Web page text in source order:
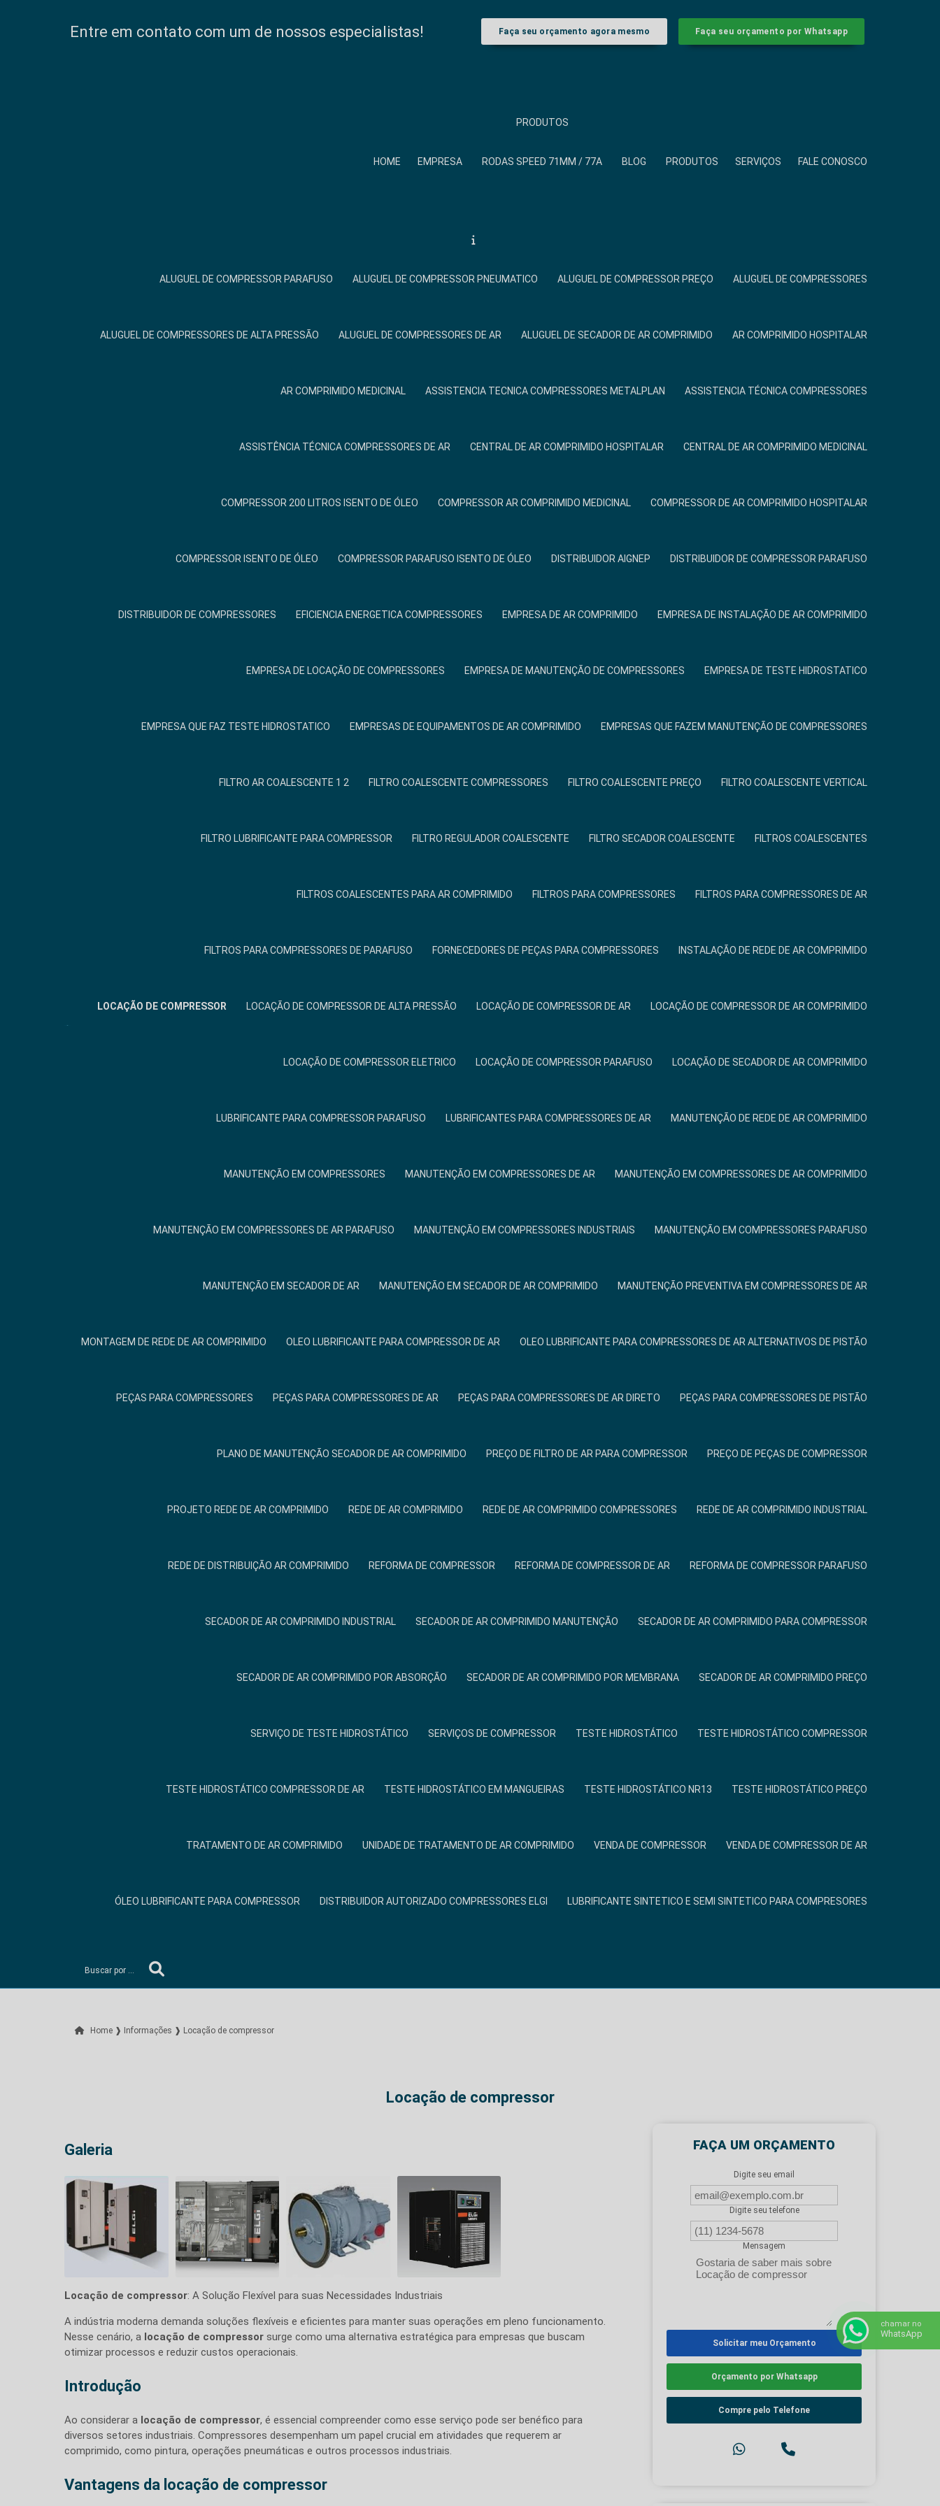
Entre em contato com um de nossos especialistas! Faça seu orçamento agora mesmo Faça seu orçamento por Whatsapp
HOME EMPRESA
PRODUTOS
RODAS SPEED 71MM / 77A BLOG PRODUTOS SERVIÇOS FALE CONOSCO
ALUGUEL DE COMPRESSOR PARAFUSO ALUGUEL DE COMPRESSOR PNEUMATICO ALUGUEL DE COMPRESSOR PREÇO ALUGUEL DE COMPRESSORES
ALUGUEL DE COMPRESSORES DE ALTA PRESSÃO ALUGUEL DE COMPRESSORES DE AR ALUGUEL DE SECADOR DE AR COMPRIMIDO AR COMPRIMIDO HOSPITALAR
AR COMPRIMIDO MEDICINAL ASSISTENCIA TECNICA COMPRESSORES METALPLAN ASSISTENCIA TÉCNICA COMPRESSORES
ASSISTÊNCIA TÉCNICA COMPRESSORES DE AR CENTRAL DE AR COMPRIMIDO HOSPITALAR CENTRAL DE AR COMPRIMIDO MEDICINAL
COMPRESSOR 200 LITROS ISENTO DE ÓLEO COMPRESSOR AR COMPRIMIDO MEDICINAL COMPRESSOR DE AR COMPRIMIDO HOSPITALAR
COMPRESSOR ISENTO DE ÓLEO COMPRESSOR PARAFUSO ISENTO DE ÓLEO DISTRIBUIDOR AIGNEP DISTRIBUIDOR DE COMPRESSOR PARAFUSO
DISTRIBUIDOR DE COMPRESSORES EFICIENCIA ENERGETICA COMPRESSORES EMPRESA DE AR COMPRIMIDO EMPRESA DE INSTALAÇÃO DE AR COMPRIMIDO
EMPRESA DE LOCAÇÃO DE COMPRESSORES EMPRESA DE MANUTENÇÃO DE COMPRESSORES EMPRESA DE TESTE HIDROSTATICO
EMPRESA QUE FAZ TESTE HIDROSTATICO EMPRESAS DE EQUIPAMENTOS DE AR COMPRIMIDO EMPRESAS QUE FAZEM MANUTENÇÃO DE COMPRESSORES
FILTRO AR COALESCENTE 1 2 FILTRO COALESCENTE COMPRESSORES FILTRO COALESCENTE PREÇO FILTRO COALESCENTE VERTICAL
FILTRO LUBRIFICANTE PARA COMPRESSOR FILTRO REGULADOR COALESCENTE FILTRO SECADOR COALESCENTE FILTROS COALESCENTES
FILTROS COALESCENTES PARA AR COMPRIMIDO FILTROS PARA COMPRESSORES FILTROS PARA COMPRESSORES DE AR
FILTROS PARA COMPRESSORES DE PARAFUSO FORNECEDORES DE PEÇAS PARA COMPRESSORES INSTALAÇÃO DE REDE DE AR COMPRIMIDO
LOCAÇÃO DE COMPRESSOR LOCAÇÃO DE COMPRESSOR DE ALTA PRESSÃO LOCAÇÃO DE COMPRESSOR DE AR LOCAÇÃO DE COMPRESSOR DE AR COMPRIMIDO
LOCAÇÃO DE COMPRESSOR ELETRICO LOCAÇÃO DE COMPRESSOR PARAFUSO LOCAÇÃO DE SECADOR DE AR COMPRIMIDO
LUBRIFICANTE PARA COMPRESSOR PARAFUSO LUBRIFICANTES PARA COMPRESSORES DE AR MANUTENÇÃO DE REDE DE AR COMPRIMIDO
MANUTENÇÃO EM COMPRESSORES MANUTENÇÃO EM COMPRESSORES DE AR MANUTENÇÃO EM COMPRESSORES DE AR COMPRIMIDO
MANUTENÇÃO EM COMPRESSORES DE AR PARAFUSO MANUTENÇÃO EM COMPRESSORES INDUSTRIAIS MANUTENÇÃO EM COMPRESSORES PARAFUSO
MANUTENÇÃO EM SECADOR DE AR MANUTENÇÃO EM SECADOR DE AR COMPRIMIDO MANUTENÇÃO PREVENTIVA EM COMPRESSORES DE AR
MONTAGEM DE REDE DE AR COMPRIMIDO OLEO LUBRIFICANTE PARA COMPRESSOR DE AR OLEO LUBRIFICANTE PARA COMPRESSORES DE AR ALTERNATIVOS DE PISTÃO
PEÇAS PARA COMPRESSORES PEÇAS PARA COMPRESSORES DE AR PEÇAS PARA COMPRESSORES DE AR DIRETO PEÇAS PARA COMPRESSORES DE PISTÃO
PLANO DE MANUTENÇÃO SECADOR DE AR COMPRIMIDO PREÇO DE FILTRO DE AR PARA COMPRESSOR PREÇO DE PEÇAS DE COMPRESSOR
PROJETO REDE DE AR COMPRIMIDO REDE DE AR COMPRIMIDO REDE DE AR COMPRIMIDO COMPRESSORES REDE DE AR COMPRIMIDO INDUSTRIAL
REDE DE DISTRIBUIÇÃO AR COMPRIMIDO REFORMA DE COMPRESSOR REFORMA DE COMPRESSOR DE AR REFORMA DE COMPRESSOR PARAFUSO
SECADOR DE AR COMPRIMIDO INDUSTRIAL SECADOR DE AR COMPRIMIDO MANUTENÇÃO SECADOR DE AR COMPRIMIDO PARA COMPRESSOR
SECADOR DE AR COMPRIMIDO POR ABSORÇÃO SECADOR DE AR COMPRIMIDO POR MEMBRANA SECADOR DE AR COMPRIMIDO PREÇO
SERVIÇO DE TESTE HIDROSTÁTICO SERVIÇOS DE COMPRESSOR TESTE HIDROSTÁTICO TESTE HIDROSTÁTICO COMPRESSOR
TESTE HIDROSTÁTICO COMPRESSOR DE AR TESTE HIDROSTÁTICO EM MANGUEIRAS TESTE HIDROSTÁTICO NR13 TESTE HIDROSTÁTICO PREÇO
TRATAMENTO DE AR COMPRIMIDO UNIDADE DE TRATAMENTO DE AR COMPRIMIDO VENDA DE COMPRESSOR VENDA DE COMPRESSOR DE AR
ÓLEO LUBRIFICANTE PARA COMPRESSOR DISTRIBUIDOR AUTORIZADO COMPRESSORES ELGI LUBRIFICANTE SINTETICO E SEMI SINTETICO PARA COMPRESORES
Home ❱ Informações ❱ Locação de compressor
Locação de compressor
Galeria
Locação de compressor: A Solução Flexível para suas Necessidades Industriais
A indústria moderna demanda soluções flexíveis e eficientes para manter suas operações em pleno funcionamento.
Nesse cenário, a locação de compressor surge como uma alternativa estratégica para empresas que buscam
otimizar processos e reduzir custos operacionais.
Introdução
Ao considerar a locação de compressor, é essencial compreender como esse serviço pode ser benéfico para
diversos setores industriais. Compressores desempenham um papel crucial em atividades que requerem ar
comprimido, como pintura, operações pneumáticas e outros processos industriais.
Vantagens da locação de compressor
FAÇA UM ORÇAMENTO
Digite seu email
Digite seu telefone
Mensagem
Solicitar meu Orçamento
Orçamento por Whatsapp
Compre pelo Telefone
chamar no
WhatsApp